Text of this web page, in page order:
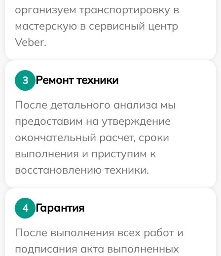
организуем транспортировку в
мастерскую в сервисный центр
Veber.
3
Ремонт техники
После детального анализа мы
предоставим на утверждение
окончательный расчет, сроки
выполнения и приступим к
восстановлению техники.
4
Гарантия
После выполнения всех работ и
подписания акта выполненных